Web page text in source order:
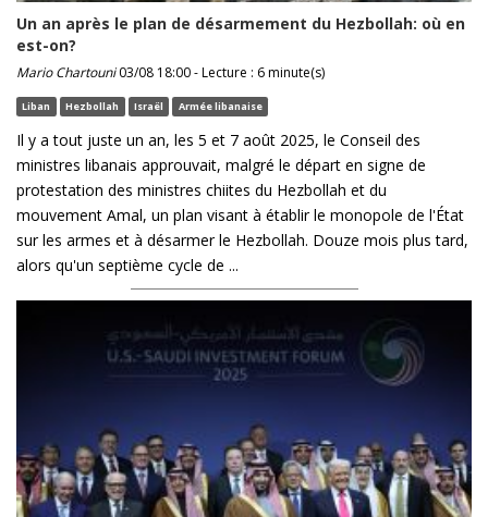
Un an après le plan de désarmement du Hezbollah: où en
est-on?
Mario Chartouni03/08 18:00 - Lecture : 6 minute(s)
Liban Hezbollah Israël Armée libanaise
Il y a tout juste un an, les 5 et 7 août 2025, le Conseil des
ministres libanais approuvait, malgré le départ en signe de
protestation des ministres chiites du Hezbollah et du
mouvement Amal, un plan visant à établir le monopole de l'État
sur les armes et à désarmer le Hezbollah. Douze mois plus tard,
alors qu'un septième cycle de ...